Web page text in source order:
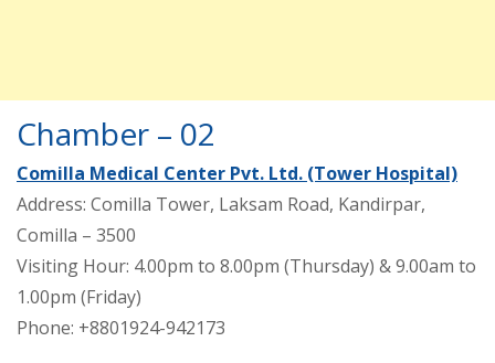
Chamber – 02
Comilla Medical Center Pvt. Ltd. (Tower Hospital)
Address: Comilla Tower, Laksam Road, Kandirpar,
Comilla – 3500
Visiting Hour: 4.00pm to 8.00pm (Thursday) & 9.00am to
1.00pm (Friday)
Phone: +8801924-942173